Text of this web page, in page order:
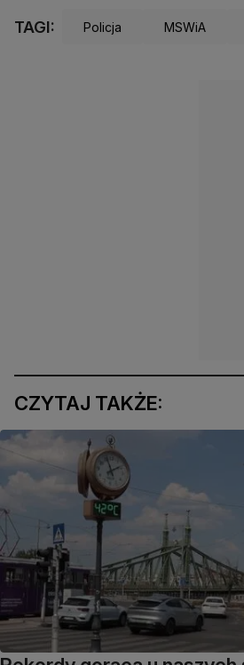
TAGI: Policja MSWiA
CZYTAJ TAKŻE: